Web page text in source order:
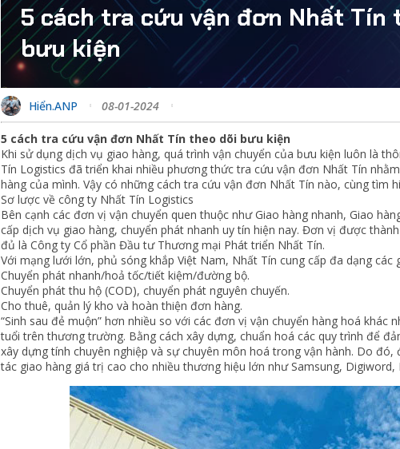
5 cách tra cứu vận đơn Nhất Tín
bưu kiện
Hiển.ANP 08-01-2024
5 cách tra cứu vận đơn Nhất Tín theo dõi bưu kiện
Khi sử dụng dịch vụ giao hàng, quá trình vận chuyển của bưu kiện luôn là
Tín Logistics đã triển khai nhiều phương thức tra cứu vận đơn Nhất Tín
hàng của mình. Vậy có những cách tra cứu vận đơn Nhất Tín nào, cùng tìm
Sơ lược về công ty Nhất Tín Logistics
Bên cạnh các đơn vị vận chuyển quen thuộc như Giao hàng nhanh, Giao
cấp dịch vụ giao hàng, chuyển phát nhanh uy tín hiện nay. Đơn vị được
đủ là Công ty Cổ phần Đầu tư Thương mại Phát triển Nhất Tín.
Với mạng lưới lớn, phủ sóng khắp Việt Nam, Nhất Tín cung cấp đa dạng các
Chuyển phát nhanh/hoả tốc/tiết kiệm/đường bộ.
Chuyển phát thu hộ (COD), chuyển phát nguyên chuyến.
Cho thuê, quản lý kho và hoàn thiện đơn hàng.
“Sinh sau đẻ muộn” hơn nhiều so với các đơn vị vận chuyển hàng hoá
tuổi trên thương trường. Bằng cách xây dựng, chuẩn hoá các quy trình để
xây dựng tính chuyên nghiệp và sự chuyên môn hoá trong vận hành. Do
tác giao hàng giá trị cao cho nhiều thương hiệu lớn như Samsung, Digiword,